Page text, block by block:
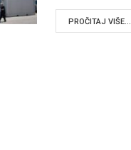
PROČITAJ VIŠE...